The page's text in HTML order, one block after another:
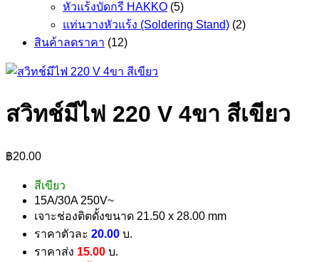
หัวแร้งบัดกรี HAKKO (5)
แท่นวางหัวแร้ง (Soldering Stand) (2)
สินค้าลดราคา (12)
สวิทช์มีไฟ 220 V 4ขา สีเขียว
฿20.00
สีเขียว
15A/30A 250V~
เจาะช่องติตดั้งขนาด 21.50 x 28.00 mm
ราคาตัวละ 20.00 บ.
ราคาส่ง 15.00 บ.